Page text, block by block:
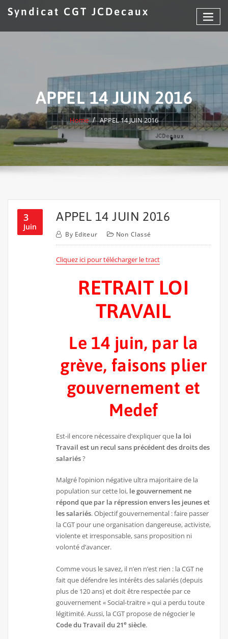
Syndicat CGT JCDecaux
APPEL 14 JUIN 2016
Home APPEL 14 JUIN 2016
3
Juin
APPEL 14 JUIN 2016
By Editeur Non Classé
Cliquez ici pour télécharger le tract
RETRAIT LOI
TRAVAIL
Le 14 juin, par la
grève, faisons plier
gouvernement et
Medef
Est-il encore nécessaire d’expliquer que la loi
Travail est un recul sans précédent des droits des
salariés?
Malgré l’opinion négative ultra majoritaire de la
population sur cette loi, le gouvernement ne
répond que par la répression envers les jeunes et
les salariés. Objectif gouvernemental : faire passer
la CGT pour une organisation dangereuse, activiste,
violente et irresponsable, sans proposition ni
volonté d’avancer.
Comme vous le savez, il n’en n’est rien : la CGT ne
fait que défendre les intérêts des salariés (depuis
plus de 120 ans) et doit être respectée par ce
gouvernement « Social-traitre » qui a perdu toute
légitimité. Aussi, la CGT propose de négocier le
Code du Travail du 21e siècle.